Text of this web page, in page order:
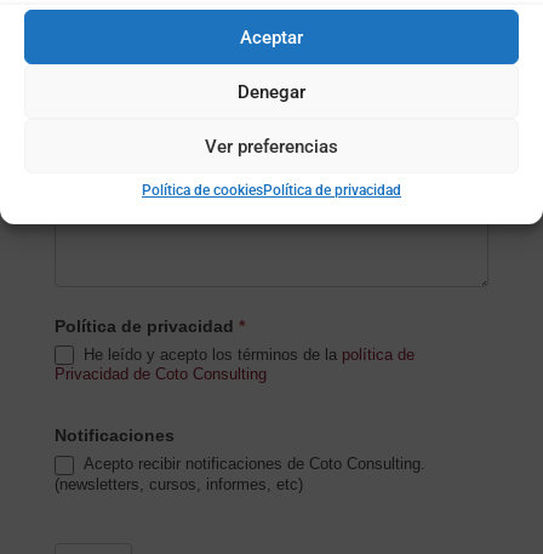
Aceptar
Denegar
Ver preferencias
Política de cookiesPolítica de privacidad
Subida de archivo (opcional)
Política de privacidad *
He leído y acepto los términos de la política de
Privacidad de Coto Consulting
Notificaciones
Acepto recibir notificaciones de Coto Consulting.
(newsletters, cursos, informes, etc)